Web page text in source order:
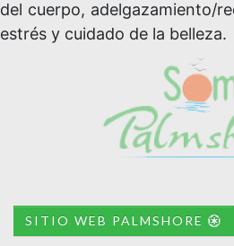
del cuerpo, adelgazamiento/
estrés y cuidado de la belleza.
SITIO WEB PALMSHORE